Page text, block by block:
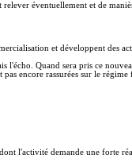
éventuellement et de
et développent des
Quand sera pris ce
encore rassurées sur le
l'activité demande une forte